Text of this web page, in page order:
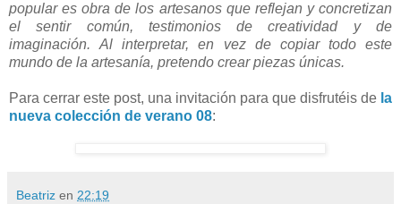
popular es obra de los artesanos que reflejan y concretizan
el sentir común, testimonios de creatividad y de
imaginación.
Al interpretar, en vez de copiar todo este
mundo de la artesanía, pretendo crear piezas únicas.
Para cerrar este post, una invitación para que disfrutéis de la
nueva colección de verano 08:
Beatriz en 22:19